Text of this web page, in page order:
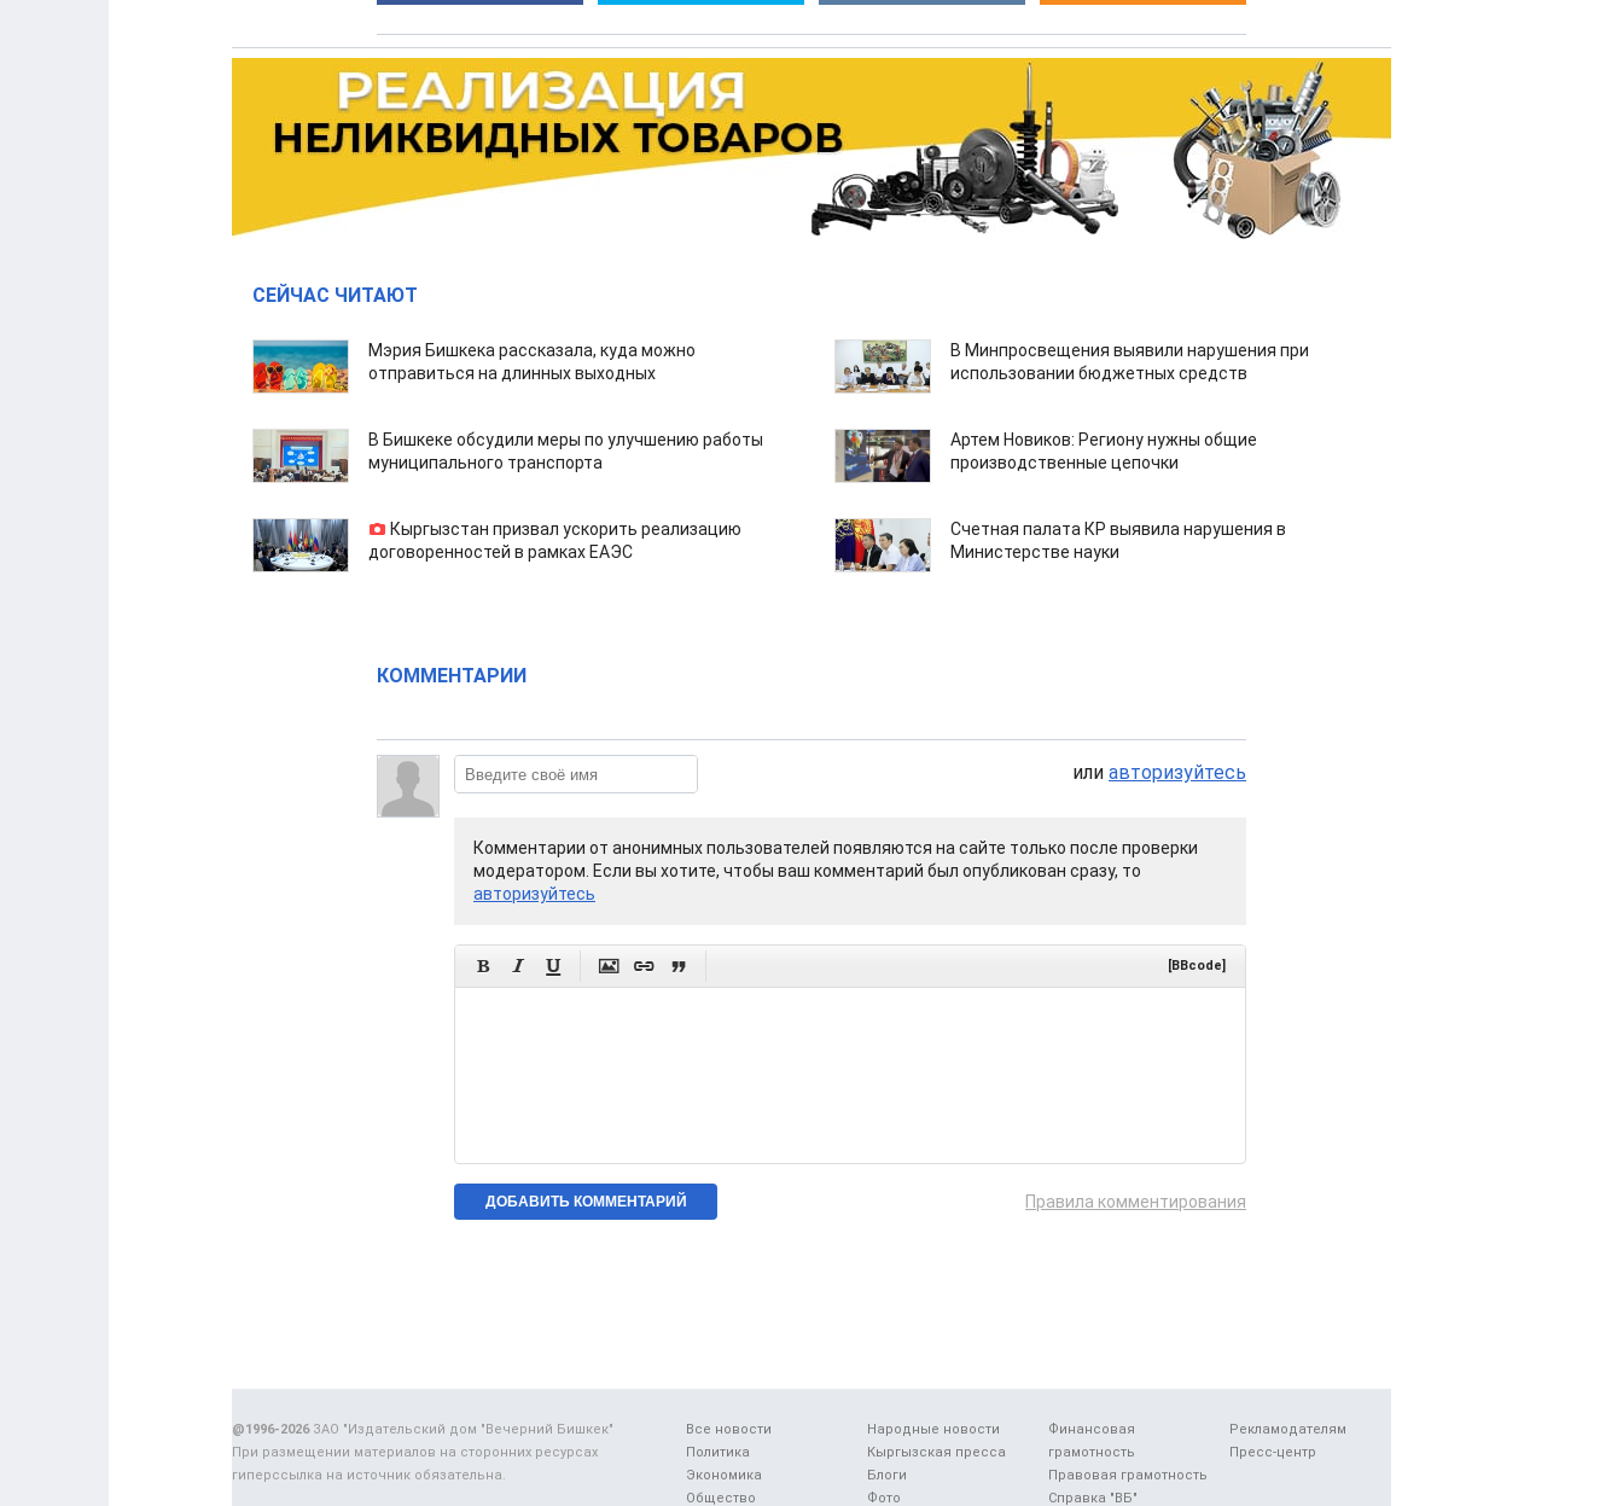
СЕЙЧАС ЧИТАЮТ
Мэрия Бишкека рассказала, куда можно
отправиться на длинных выходных
В Минпросвещения выявили нарушения при
использовании бюджетных средств
В Бишкеке обсудили меры по улучшению работы
муниципального транспорта
Артем Новиков: Региону нужны общие
производственные цепочки
Кыргызстан призвал ускорить реализацию
договоренностей в рамках ЕАЭС
Счетная палата КР выявила нарушения в
Министерстве науки
КОММЕНТАРИИ
или авторизуйтесь
Комментарии от анонимных пользователей появляются на сайте только после проверки
модератором. Если вы хотите, чтобы ваш комментарий был опубликован сразу, то
авторизуйтесь
      [BBcode]
Правила комментирования
Все новости
Политика
Экономика
Общество
Народные новости
Кыргызская пресса
Блоги
Фото
Финансовая
грамотность
Правовая грамотность
Справка "ВБ"
Рекламодателям
Пресс-центр
@1996-2026ЗАО "Издательский дом "Вечерний Бишкек"
При размещении материалов на сторонних ресурсах
гиперссылка на источник обязательна.